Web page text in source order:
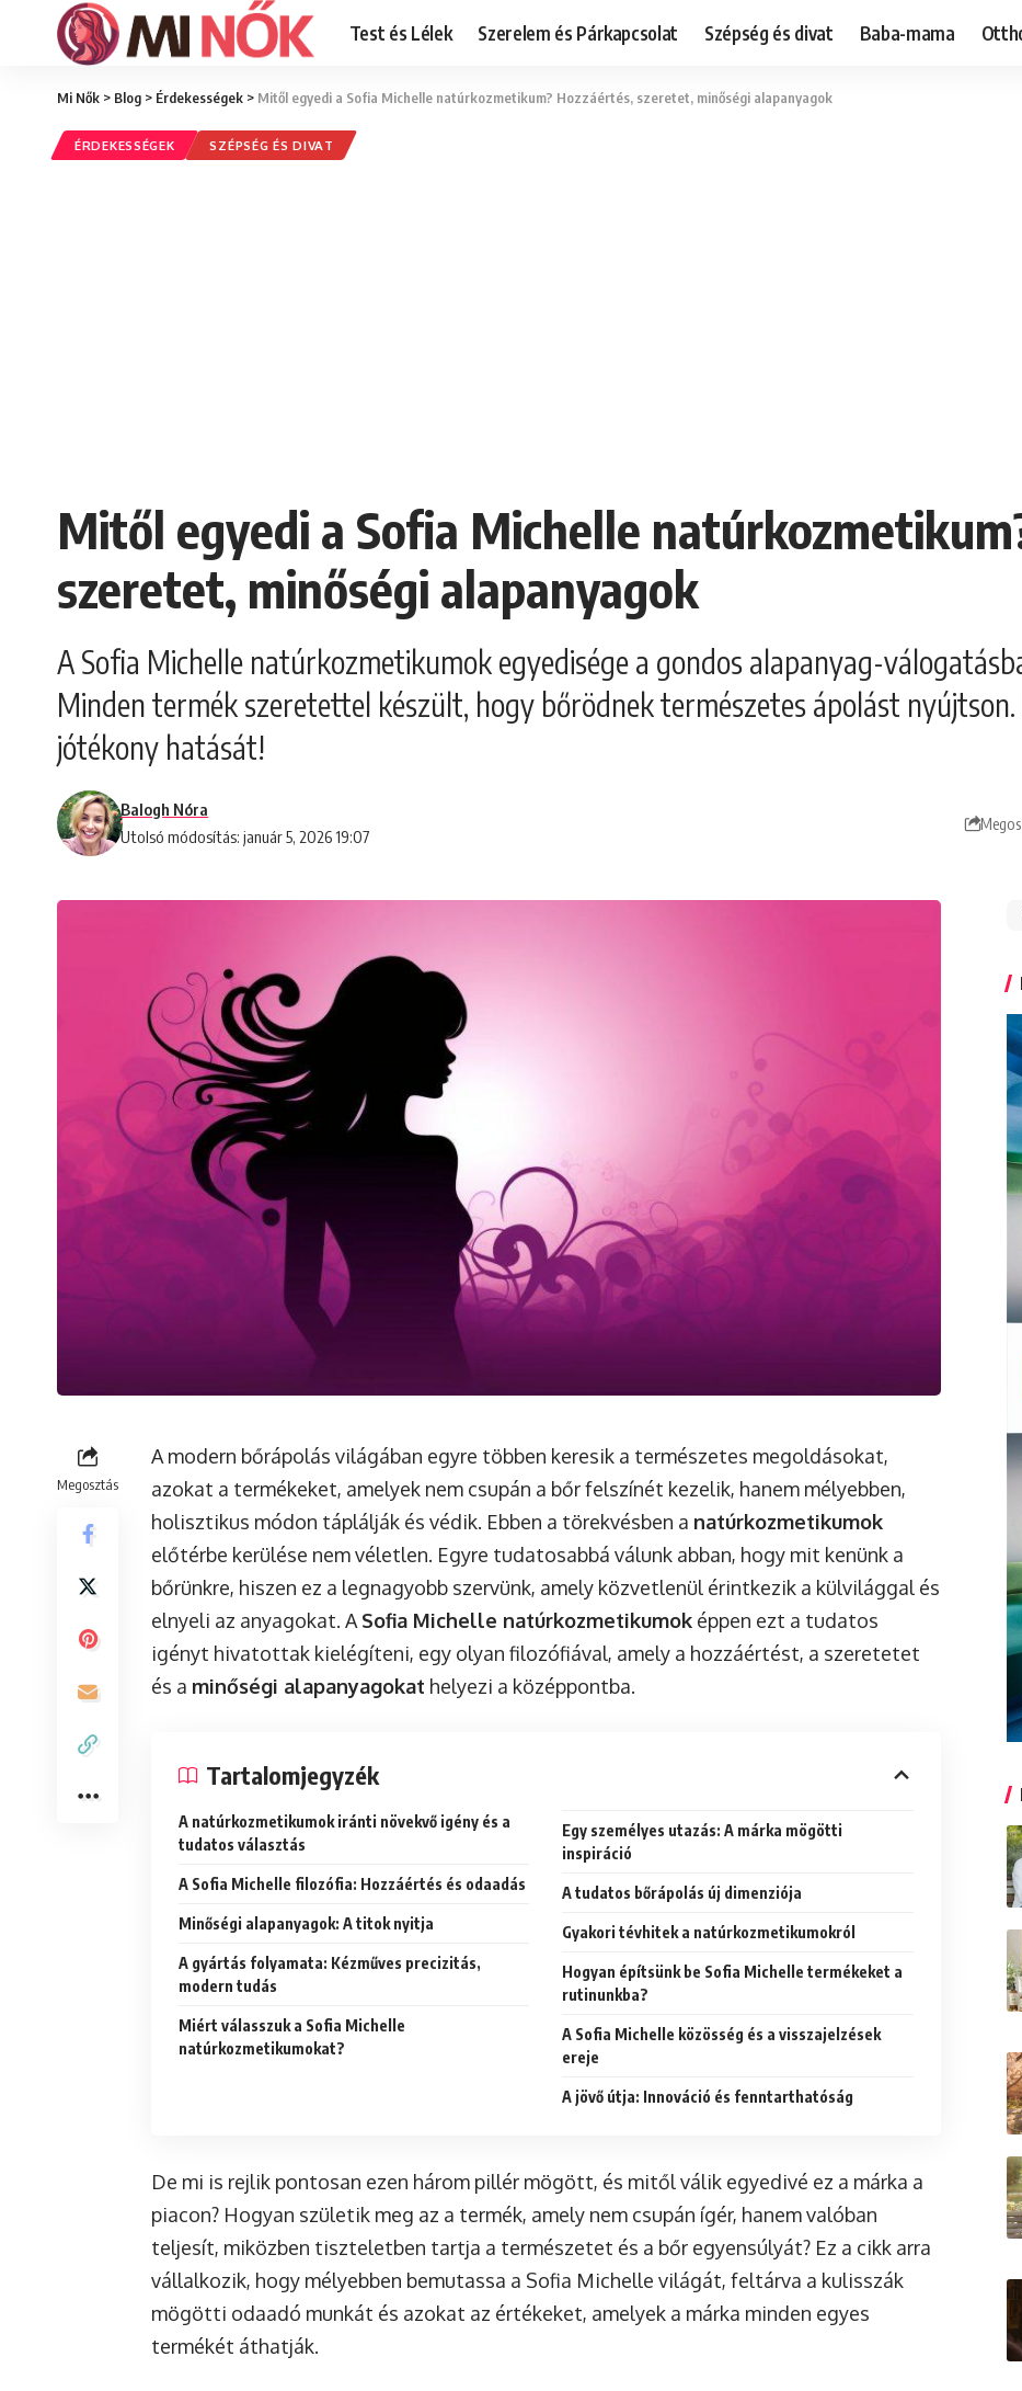
Test és Lélek Szerelem és Párkapcsolat Szépség és divat Baba-mama
Mi Nők > Blog > Érdekességek > Mitől egyedi a Sofia Michelle natúrkozmetikum? Hozzáértés, szeretet, minőségi alapanyagok
ÉRDEKESSÉGEK SZÉPSÉG ÉS DIVAT
Mitől egyedi a Sofia Michelle
szeretet, minőségi alapanyagok
A Sofia Michelle natúrkozmetikumok egyedisége a gondos alapanyag-
Minden termék szeretettel készült, hogy bőrödnek természetes ápolást nyújtson.
jótékony hatását!
Utolsó módosítás: január 5, 2026 19:07
Balogh Nóra
Megosztás
A modern bőrápolás világában egyre többen keresik a természetes megoldásokat,
azokat a termékeket, amelyek nem csupán a bőr felszínét kezelik, hanem mélyebben,
holisztikus módon táplálják és védik. Ebben a törekvésben a natúrkozmetikumok
előtérbe kerülése nem véletlen. Egyre tudatosabbá válunk abban, hogy mit kenünk a
bőrünkre, hiszen ez a legnagyobb szervünk, amely közvetlenül érintkezik a külvilággal és
elnyeli az anyagokat. A Sofia Michelle natúrkozmetikumok éppen ezt a tudatos
igényt hivatottak kielégíteni, egy olyan filozófiával, amely a hozzáértést, a szeretetet
és a minőségi alapanyagokat helyezi a középpontba.
Tartalomjegyzék
A natúrkozmetikumok iránti növekvő igény és a
tudatos választás
A Sofia Michelle filozófia: Hozzáértés és odaadás
Minőségi alapanyagok: A titok nyitja
A gyártás folyamata: Kézműves precizitás,
modern tudás
Miért válasszuk a Sofia Michelle
natúrkozmetikumokat?
Egy személyes utazás: A márka mögötti
inspiráció
A tudatos bőrápolás új dimenziója
Gyakori tévhitek a natúrkozmetikumokról
Hogyan építsünk be Sofia Michelle termékeket a
rutinunkba?
A Sofia Michelle közösség és a visszajelzések
ereje
A jövő útja: Innováció és fenntarthatóság
De mi is rejlik pontosan ezen három pillér mögött, és mitől válik egyedivé ez a márka a
piacon? Hogyan születik meg az a termék, amely nem csupán ígér, hanem valóban
teljesít, miközben tiszteletben tartja a természetet és a bőr egyensúlyát? Ez a cikk arra
vállalkozik, hogy mélyebben bemutassa a Sofia Michelle világát, feltárva a kulisszák
mögötti odaadó munkát és azokat az értékeket, amelyek a márka minden egyes
termékét áthatják.